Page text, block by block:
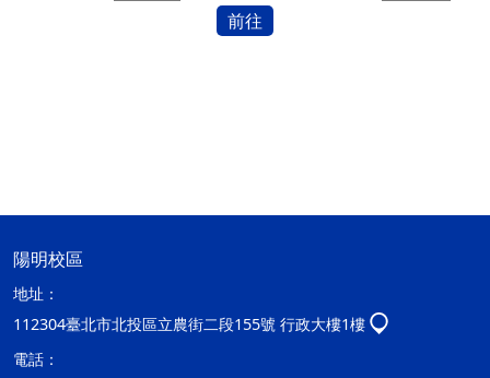
前往
陽明校區
地址：
112304臺北市北投區立農街二段155號 行政大樓1樓
電話：